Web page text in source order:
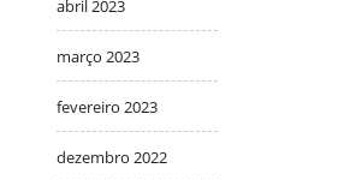
abril 2023
março 2023
fevereiro 2023
dezembro 2022